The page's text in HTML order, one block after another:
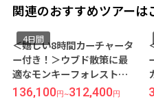
関連のおすすめツアーは
＜嬉しい8時間カーチャータ
ー付き！＞ウブド散策に最
適なモンキーフォレスト通
り沿い『カジャネ ムア』宿
泊 【往復日本語送迎付き】
4日間
136,100 円~312,400 円